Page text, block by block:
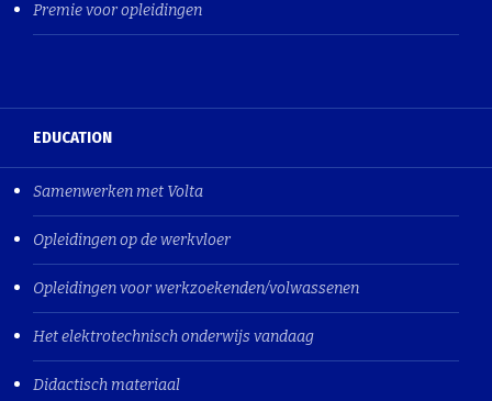
Premie voor opleidingen
EDUCATION
Samenwerken met Volta
Opleidingen op de werkvloer
Opleidingen voor werkzoekenden/volwassenen
Het elektrotechnisch onderwijs vandaag
Didactisch materiaal